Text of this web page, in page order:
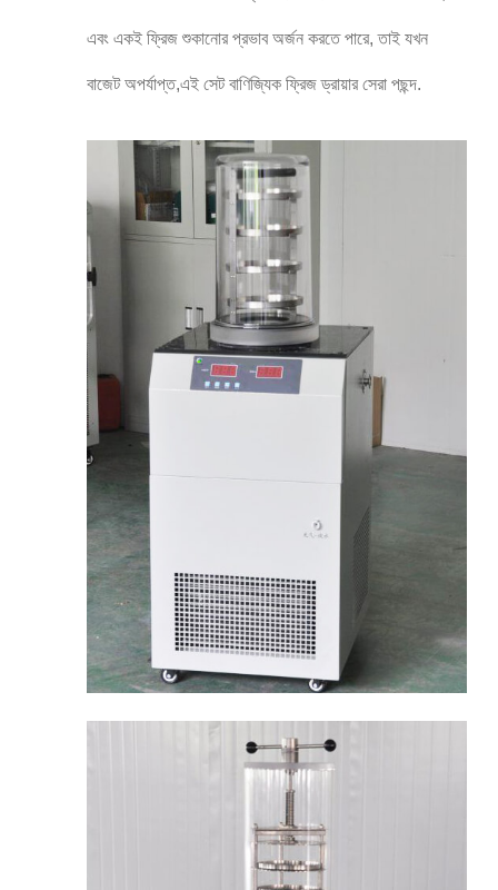
এবং একই ফ্রিজ শুকানোর প্রভাব অর্জন করতে পারে, তাই যখন
বাজেট অপর্যাপ্ত,এই সেট বাণিজ্যিক ফ্রিজ ড্রায়ার সেরা পছন্দ.